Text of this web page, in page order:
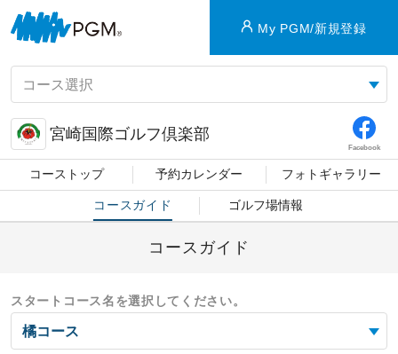
My PGM/新規登録
宮崎国際ゴルフ倶楽部
Facebook
コーストップ 予約カレンダー フォトギャラリー
コースガイド ゴルフ場情報
コースガイド
スタートコース名を選択してください。